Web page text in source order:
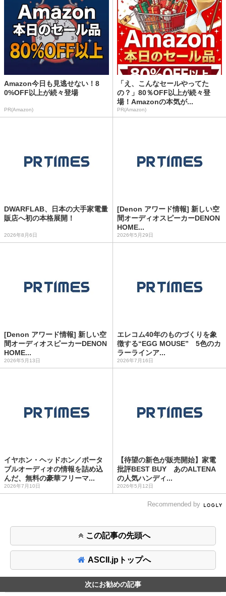
Amazon今日も見逃せない！8
0%OFF以上が続々登場
PR(Amazon)
「え、こんなセールやってた
の？」80％OFF以上が続々登
場！Amazonの本気が...
PR(Amazon)
DWARFLAB、日本の大手家電量
販店へ初の本格展開！
2026年8月6日
[Denon アワード情報] 新しい空
間オーディオスピーカーDENON
HOME...
2026年5月29日
[Denon アワード情報] 新しい空
間オーディオスピーカーDENON
HOME...
2026年5月13日
エレコム40年のものづくりを象
徴する“EGG MOUSE” 5色のカ
ラーラインア...
2026年7月16日
イヤホン・ヘッドホン／ポータ
ブルオーディオの情報を詰め込
んだ、無料の豪華フリーマ...
2026年7月10日
【待望の新色が販売開始】家電
批評BEST BUY あのALTENA
の人気ハンディ...
2026年5月12日
Recommended by
この記事の先頭へ
ASCII.jpトップへ
次にお勧めの記事